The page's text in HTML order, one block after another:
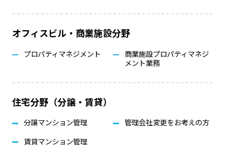
オフィスビル・商業施設分野
プロパティマネジメント
商業施設プロパティマネジ
メント業務
住宅分野（分譲・賃貸）
分譲マンション管理
賃貸マンション管理
管理会社変更をお考えの方